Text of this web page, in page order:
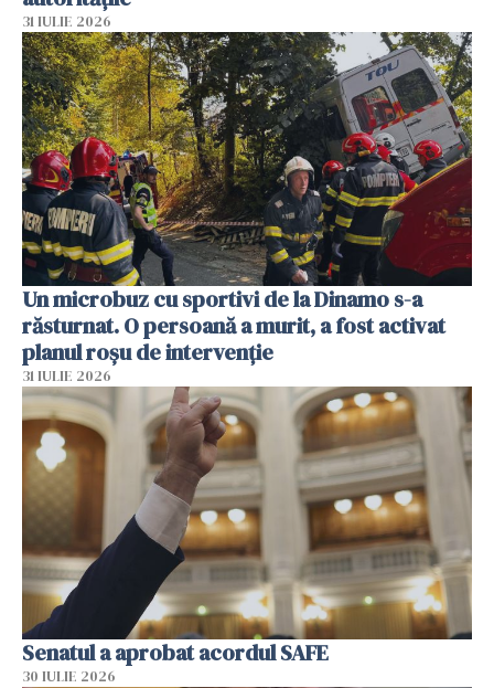
31 IULIE 2026
Un microbuz cu sportivi de la Dinamo s-a
răsturnat. O persoană a murit, a fost activat
planul roșu de intervenție
31 IULIE 2026
Senatul a aprobat acordul SAFE
30 IULIE 2026